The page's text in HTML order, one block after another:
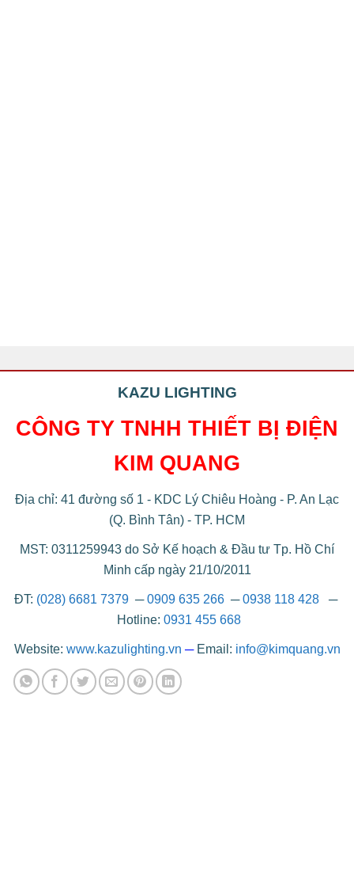
KAZU LIGHTING
CÔNG TY TNHH THIẾT BỊ ĐIỆN
KIM QUANG
Địa chỉ: 41 đường số 1 - KDC Lý Chiêu Hoàng - P. An Lạc
(Q. Bình Tân) - TP. HCM
MST: 0311259943 do Sở Kế hoạch & Đầu tư Tp. Hồ Chí
Minh cấp ngày 21/10/2011
ĐT: (028) 6681 7379 ─0909 635 266─0938 118 428─
Hotline: 0931 455 668
Website: www.kazulighting.vn ─ Email: info@kimquang.vn